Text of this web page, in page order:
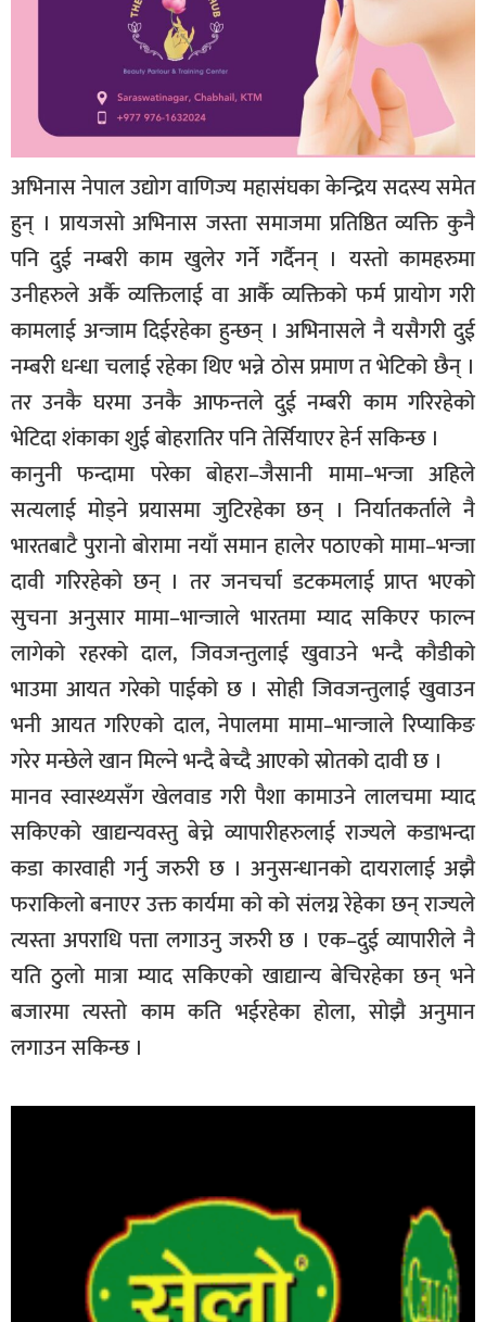
अभिनास नेपाल उद्योग वाणिज्य महासंघका केन्द्रिय सदस्य समेत
हुन् । प्रायजसो अभिनास जस्ता समाजमा प्रतिष्ठित व्यक्ति कुनै
पनि दुई नम्बरी काम खुलेर गर्ने गर्दैनन् । यस्तो कामहरुमा
उनीहरुले अर्कै व्यक्तिलाई वा आर्कै व्यक्तिको फर्म प्रायोग गरी
कामलाई अन्जाम दिईरहेका हुन्छन् । अभिनासले नै यसैगरी दुई
नम्बरी धन्धा चलाई रहेका थिए भन्ने ठोस प्रमाण त भेटिको छैन् ।
तर उनकै घरमा उनकै आफन्तले दुई नम्बरी काम गरिरहेको
भेटिदा शंकाका शुई बोहरातिर पनि तेर्सियाएर हेर्न सकिन्छ ।
कानुनी फन्दामा परेका बोहरा–जैसानी मामा–भन्जा अहिले
सत्यलाई मोड्ने प्रयासमा जुटिरहेका छन् । निर्यातकर्ताले नै
भारतबाटै पुरानो बोरामा नयाँ समान हालेर पठाएको मामा–भन्जा
दावी गरिरहेको छन् । तर जनचर्चा डटकमलाई प्राप्त भएको
सुचना अनुसार मामा–भान्जाले भारतमा म्याद सकिएर फाल्न
लागेको रहरको दाल, जिवजन्तुलाई खुवाउने भन्दै कौडीको
भाउमा आयत गरेको पाईको छ । सोही जिवजन्तुलाई खुवाउन
भनी आयत गरिएको दाल, नेपालमा मामा–भान्जाले रिप्याकिङ
गरेर मन्छेले खान मिल्ने भन्दै बेच्दै आएको स्रोतको दावी छ ।
मानव स्वास्थ्यसँग खेलवाड गरी पैशा कामाउने लालचमा म्याद
सकिएको खाद्यन्यवस्तु बेच्ने व्यापारीहरुलाई राज्यले कडाभन्दा
कडा कारवाही गर्नु जरुरी छ । अनुसन्धानको दायरालाई अझै
फराकिलो बनाएर उक्त कार्यमा को को संलग्न रेहेका छन् राज्यले
त्यस्ता अपराधि पत्ता लगाउनु जरुरी छ । एक–दुई व्यापारीले नै
यति ठुलो मात्रा म्याद सकिएको खाद्यान्य बेचिरहेका छन् भने
बजारमा त्यस्तो काम कति भईरहेका होला, सोझै अनुमान
लगाउन सकिन्छ ।